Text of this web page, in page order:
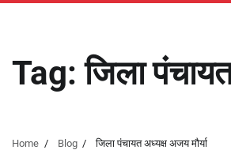
Tag:जिला
Home Blog जिला पंचायत अध्यक्ष अजय मौर्या